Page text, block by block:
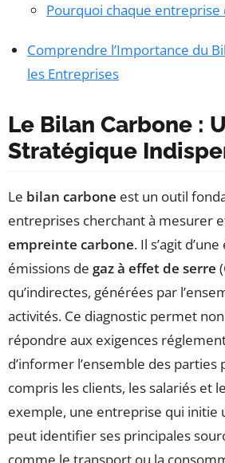
Pourquoi chaque entreprise
Comprendre l’Importance du
les Entreprises
Le Bilan Carbone :
Stratégique
Le bilan carbone est un outil
entreprises cherchant à mesurer
empreinte carbone. Il s’agit
émissions de gaz à effet de serre
qu’indirectes, générées par
activités. Ce diagnostic permet
répondre aux exigences
d’informer l’ensemble des parties
compris les clients, les salariés et
exemple, une entreprise qui initie
peut identifier ses principales